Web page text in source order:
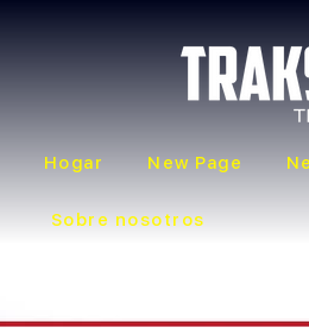
Hogar New Page
Sobre nosotros